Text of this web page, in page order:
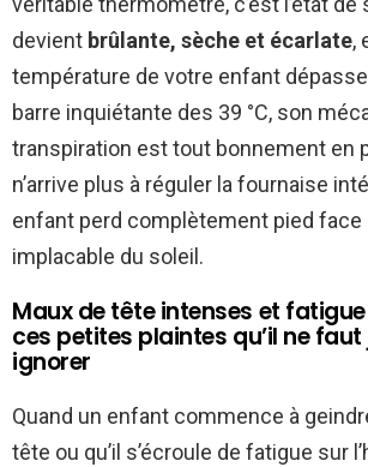
devient brûlante, sèche et écarlate,
température de votre enfant
barre inquiétante des 39 °C, son
transpiration est tout bonnement en
n’arrive plus à réguler la fournaise
enfant perd complètement pied face
implacable du soleil.
Maux de tête intenses et
ces petites plaintes qu’il ne
ignorer
Quand un enfant commence à
tête ou qu’il s’écroule de fatigue sur